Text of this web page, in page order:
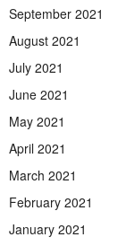
September 2021
August 2021
July 2021
June 2021
May 2021
April 2021
March 2021
February 2021
January 2021